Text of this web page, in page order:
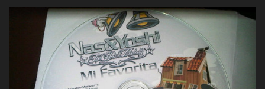
Digital Booklet – Invicto ----------------------------- Nota:
Album proposto al massimo della qualità in formato iTunes Plus
AAC M4A; comprato su iTunes e a disposizione vostra per il
download. REGGAETON ITALIA Nosotros Somos Los Del
Momento!